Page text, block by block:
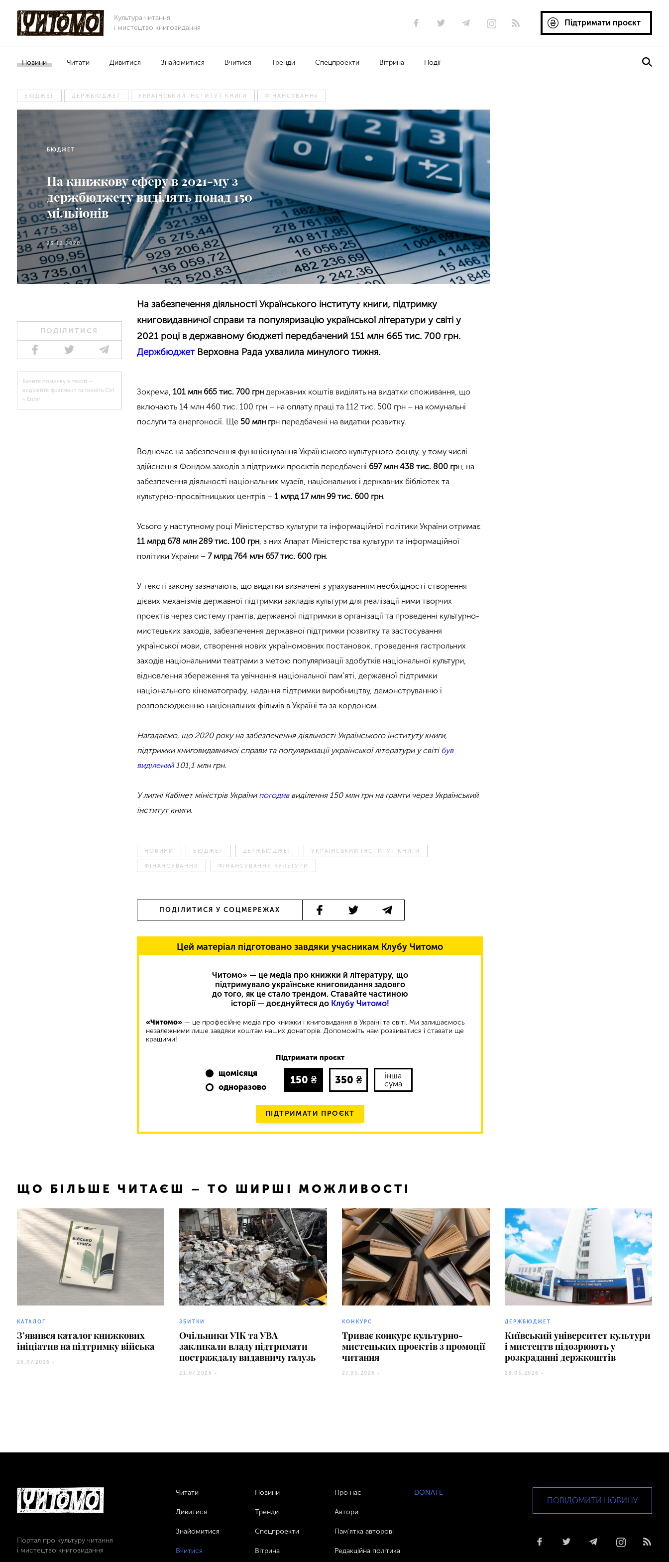
Культура читання
і мистецтво книговидання
Підтримати проєкт
Новини Читати Дивитися Знайомитися Вчитися Тренди Спецпроекти Вітрина Події
БЮДЖЕТ ДЕРЖБЮДЖЕТ УКРАЇНСЬКИЙ ІНСТИТУТ КНИГИ ФІНАНСУВАННЯ
БЮДЖЕТ
На книжкову сферу в 2021-му з
держбюджету виділять понад 150
мільйонів
23.12.2020
ПОДІЛИТИСЯ
Бачите помилку в тексті —
виділяйте фрагмент та тисніть Ctrl
+ Enter
На забезпечення діяльності Українського інституту книги, підтримку
книговидавничої справи та популяризацію української літератури у світі у
2021 році в державному бюджеті передбачений 151 млн 665 тис. 700 грн.
ДержбюджетВерховна Рада ухвалила минулого тижня.
Зокрема, 101 млн 665 тис. 700 грн державних коштів виділять на видатки споживання, що
включають 14 млн 460 тис. 100 грн – на оплату праці та 112 тис. 500 грн – на комунальні
послуги та енергоносії. Ще 50 млн грн передбачені на видатки розвитку.
Водночас на забезпечення функціонування Українського культурного фонду, у тому числі
здійснення Фондом заходів з підтримки проєктів передбачені 697 млн 438 тис. 800 грн, на
забезпечення діяльності національних музеїв, національних і державних бібліотек та
культурно-просвітницьких центрів – 1 млрд 17 млн 99 тис. 600 грн.
Усього у наступному році Міністерство культури та інформаційної політики України отримає
11 млрд 678 млн 289 тис. 100 грн , з них Апарат Міністерства культури та інформаційної
політики України –7 млрд 764 млн 657 тис. 600 грн.
У тексті закону зазначають, що видатки визначені з урахуванням необхідності створення
дієвих механізмів державної підтримки закладів культури для реалізації ними творчих
проектів через систему грантів, державної підтримки в організації та проведенні культурно-
мистецьких заходів, забезпечення державної підтримки розвитку та застосування
української мови, створення нових україномовних постановок, проведення гастрольних
заходів національними театрами з метою популяризації здобутків національної культури,
відновлення збереження та увічнення національної пам’яті, державної підтримки
національного кінематографу, надання підтримки виробництву, демонструванню і
розповсюдженню національних фільмів в Україні та за кордоном.
Нагадаємо, що 2020 року на забезпечення діяльності Українського інституту книги,
підтримки книговидавничої справи та популяризації української літератури у світі був
виділений101,1 млн грн.
У липні Кабінет міністрів України погодиввиділення 150 млн грн на гранти через Український
інститут книги.
НОВИНИ БЮДЖЕТ ДЕРЖБЮДЖЕТ УКРАЇНСЬКИЙ ІНСТИТУТ КНИГИ
ФІНАНСУВАННЯ ФІНАНСУВАННЯ КУЛЬТУРИ
ПОДІЛИТИСЯ У СОЦМЕРЕЖАХ
Цей матеріал підготовано завдяки учасникам Клубу Читомо
Читомо» — це медіа про книжки й літературу, що
підтримувало українське книговидання задовго
до того, як це стало трендом. Ставайте частиною
історії — доєднуйтеся до Клубу Читомо!
«Читомо» — це професійне медіа про книжки і книговидання в Україні та світі. Ми залишаємось
незалежними лише завдяки коштам наших донаторів. Допоможіть нам розвиватися і ставати ще
кращими!
Підтримати проєкт
щомісяця
одноразово
150 ₴ 350 ₴
інша
сума
ПІДТРИМАТИ ПРОЄКТ
ЩО БІЛЬШЕ ЧИТАЄШ – ТО ШИРШІ МОЖЛИВОСТІ
КАТАЛОГ
З’явився каталог книжкових
ініціатив на підтримку війська
28.07.2026 -
ЗБИТКИ
Очільники УІК та УВА
закликали владу підтримати
постраждалу видавничу галузь
21.07.2026 -
КОНКУРС
Триває конкурс культурно-
мистецьких проєктів з промоції
читання
27.05.2026 -
ДЕРЖБЮДЖЕТ
Київський університет культури
і мистецтв підозрюють у
розкраданні держкоштів
28.03.2026 -
Портал про культуру читання
і мистецтво книговидання
Читати
Дивитися
Знайомитися
Вчитися
Новини
Тренди
Спецпроекти
Вітрина
Про нас
Автори
Пам’ятка авторові
Редакційна політика
DONATE
ПОВІДОМИТИ НОВИНУ